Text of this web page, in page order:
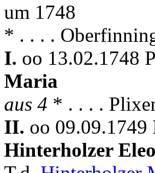
um 1748
* . . . .
I. oo 13.02.1748
Maria
aus 4 * . . . .
II. oo
Hinterholzer